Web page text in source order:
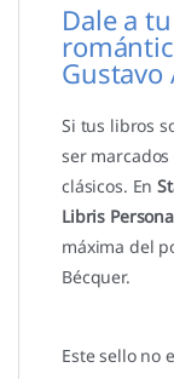
Dale a
Gustavo
Si tus libros
ser
clásicos. En
Libris
máxima del
Bécquer.
Este sello no